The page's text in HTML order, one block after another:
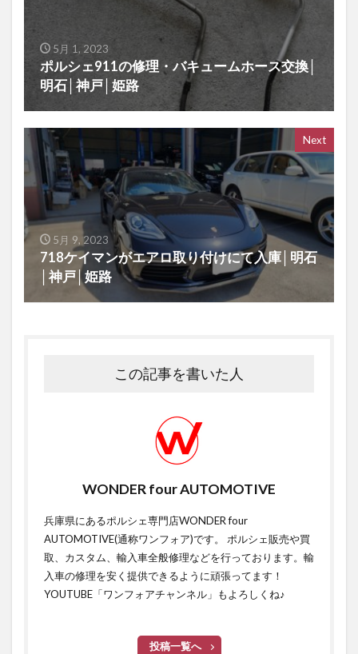
5月 1, 2023
ポルシェ911の修理・バキュームホース交換│
明石│神戸│姫路
Next
5月 9, 2023
718ケイマンがエアロ取り付けにて入庫│明石
│神戸│姫路
この記事を書いた人
WONDER four AUTOMOTIVE
兵庫県にあるポルシェ専門店WONDER four
AUTOMOTIVE(通称ワンフォア)です。 ポルシェ販売や買
取、カスタム、輸入車全般修理などを行っております。輸
入車の修理を安く提供できるように頑張ってます！
YOUTUBE「ワンフォアチャンネル」もよろしくね♪
投稿一覧へ